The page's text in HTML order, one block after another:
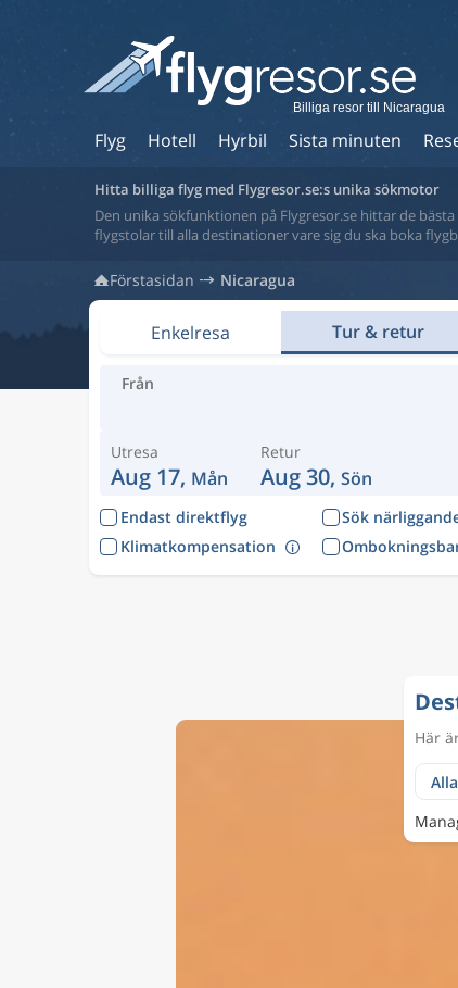
Flyg Hotell Hyrbil Sista minuten
Billiga resor till Nicaragua
Hitta billiga flyg med Flygresor.se:s unika sökmotor
Den unika sökfunktionen på Flygresor.se hittar de
flygstolar till alla destinationer vare sig du ska boka
Förstasidan Nicaragua
Enkelresa Tur & retur
Från
Utresa
Aug 17, Mån
Retur
Aug 30, Sön
Endast direktflyg Sök
Klimatkompensation
Här